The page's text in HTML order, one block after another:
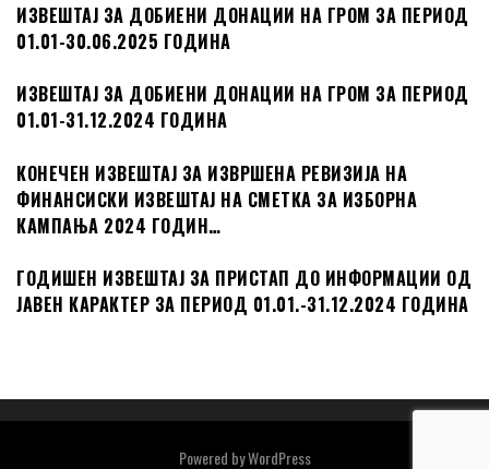
ИЗВЕШТАЈ ЗА ДОБИЕНИ ДОНАЦИИ НА ГРОМ ЗА ПЕРИОД
01.01-30.06.2025 ГОДИНА
ИЗВЕШТАЈ ЗА ДОБИЕНИ ДОНАЦИИ НА ГРОМ ЗА ПЕРИОД
01.01-31.12.2024 ГОДИНА
КОНЕЧЕН ИЗВЕШТАЈ ЗА ИЗВРШЕНА РЕВИЗИЈА НА
ФИНАНСИСКИ ИЗВЕШТАЈ НА СМЕТКА ЗА ИЗБОРНА
КАМПАЊА 2024 ГОДИН…
ГОДИШЕН ИЗВЕШТАЈ ЗА ПРИСТАП ДО ИНФОРМАЦИИ ОД
ЈАВЕН КАРАКТЕР ЗА ПЕРИОД 01.01.-31.12.2024 ГОДИНА
Powered byWordPress